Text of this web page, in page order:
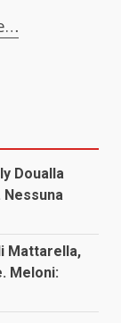
Doualla
Mattarella,
Meloni: